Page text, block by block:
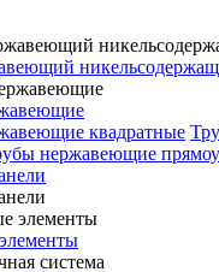
квадратные
нержавеющие